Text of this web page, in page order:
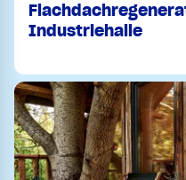
Industriehalle